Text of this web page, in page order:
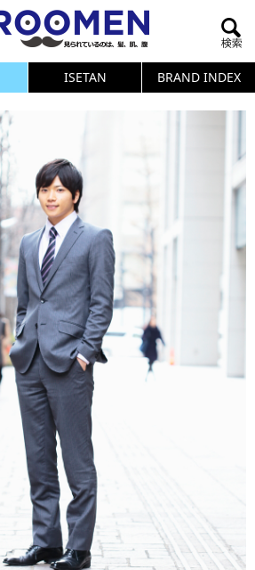
ISETAN BRAND INDEX